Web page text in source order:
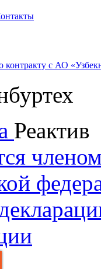
контракту с АО
Реактив